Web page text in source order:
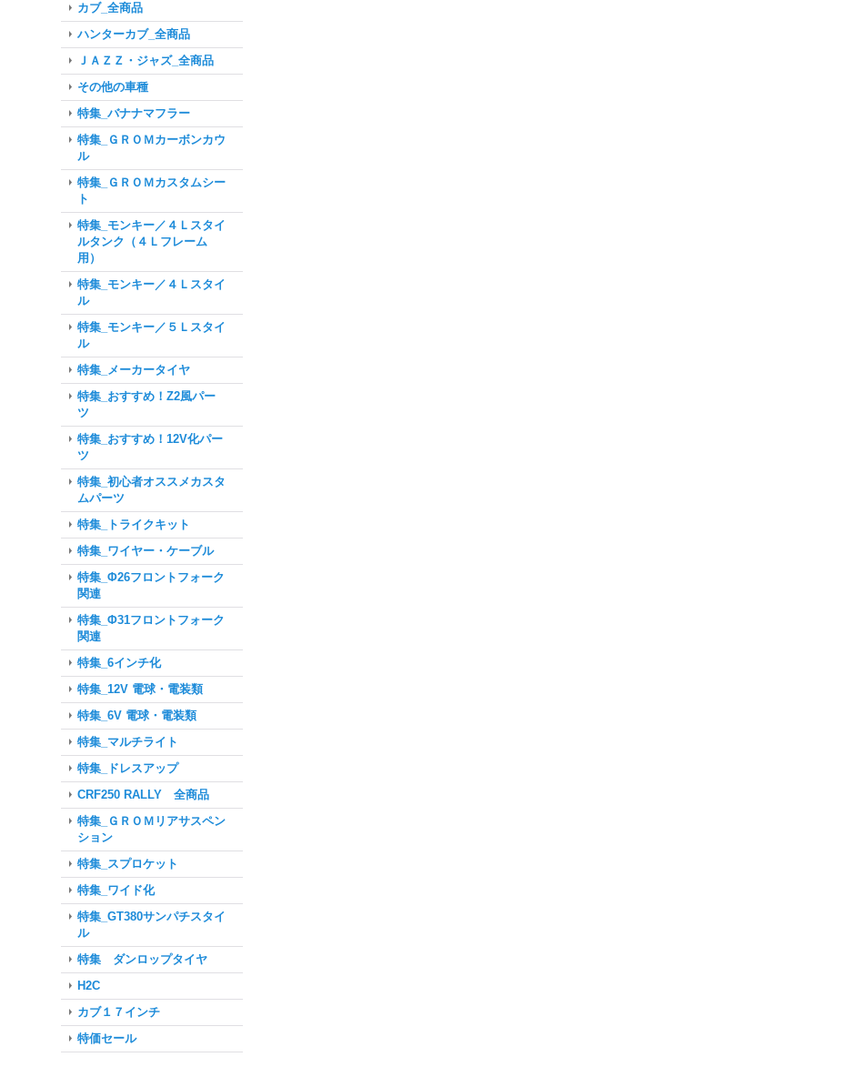
カブ_全商品
ハンターカブ_全商品
ＪＡＺＺ・ジャズ_全商品
その他の車種
特集_バナナマフラー
特集_ＧＲＯＭカーボンカウ
ル
特集_ＧＲＯＭカスタムシー
ト
特集_モンキー／４Ｌスタイ
ルタンク（４Ｌフレーム
用）
特集_モンキー／４Ｌスタイ
ル
特集_モンキー／５Ｌスタイ
ル
特集_メーカータイヤ
特集_おすすめ！Z2風パー
ツ
特集_おすすめ！12V化パー
ツ
特集_初心者オススメカスタ
ムパーツ
特集_トライクキット
特集_ワイヤー・ケーブル
特集_Φ26フロントフォーク
関連
特集_Φ31フロントフォーク
関連
特集_6インチ化
特集_12V 電球・電装類
特集_6V 電球・電装類
特集_マルチライト
特集_ドレスアップ
CRF250 RALLY 全商品
特集_ＧＲＯＭリアサスペン
ション
特集_スプロケット
特集_ワイド化
特集_GT380サンパチスタイ
ル
特集 ダンロップタイヤ
H2C
カブ１７インチ
特価セール